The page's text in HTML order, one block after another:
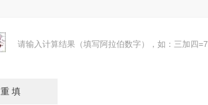
请输入计算结果（填写阿拉伯数字），如：三加四=7